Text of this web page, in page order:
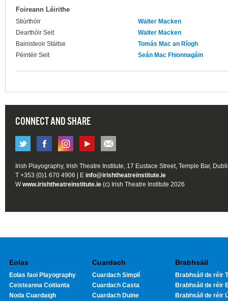
Foireann Léirithe
Stiúrthóir
Walter Macken
Dearthóir Seit
Walter Macken
Bainisteoir Stáitse
Tomás Mac an Ríogh
Péintéir Seit
Seán Mac Fhionnagáin
CONNECT AND SHARE
Irish Playography, Irish Theatre Institute, 17 Eustace Street, Temple Bar,
T +353 (0)1 670 4906 | E info@irishtheatreinstitute.ie
Wwww.irishtheatreinstitute.ie (c) Irish Theatre Institute 2026
Eolas
Eolas faoi Playography
Ceisteanna Coitianta
Noda Cuardaigh
Cuardach
Cuardach Simplí
Cuardach Casta
Cuardach Duine
Brabhsáil
Brabhsáil de réir
Brabhsáil de réir
Brabhsáil de réir